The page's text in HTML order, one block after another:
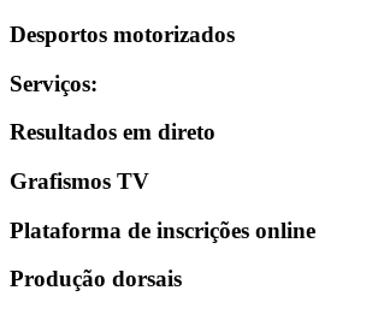
Desportos motorizados
Serviços:
Resultados em direto
Grafismos TV
Plataforma de inscrições online
Produção dorsais